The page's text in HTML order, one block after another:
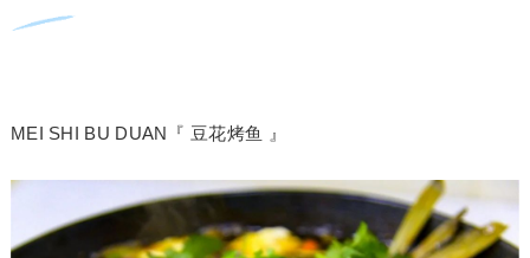
MEI SHI BU DUAN『 豆花烤鱼 』